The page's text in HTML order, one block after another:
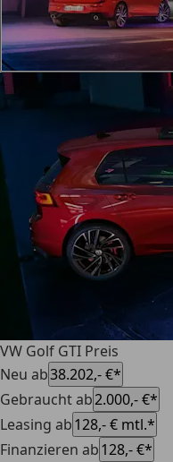
VW Golf GTI Preis
Neu ab38.202,- €*
Gebraucht ab2.000,- €*
Leasing ab128,- € mtl.*
Finanzieren ab128,- €*